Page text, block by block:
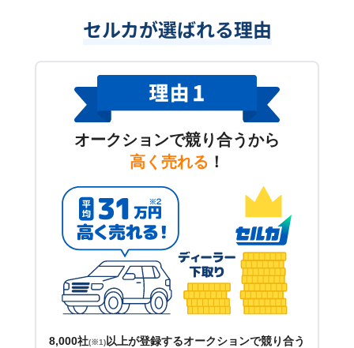
セルカが選ばれる理由
オークションで競り合うから
高く売れる ！
8,000社(※1) 以上が登録するオークションで競り合う